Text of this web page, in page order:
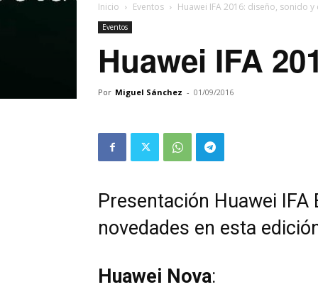
Inicio Eventos Huawei IFA 2016: diseño, sonido
Eventos
Huawei IFA
Por Miguel Sánchez - 01/09/2016
Presentación Huawei
novedades en esta
Huawei Nova: